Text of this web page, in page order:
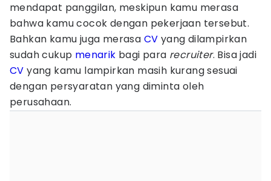
mendapat panggilan, meskipun kamu merasa
bahwa kamu cocok dengan pekerjaan tersebut.
Bahkan kamu juga merasa CV yang dilampirkan
sudah cukup menarik bagi para recruiter. Bisa jadi
CV yang kamu lampirkan masih kurang sesuai
dengan persyaratan yang diminta oleh
perusahaan.